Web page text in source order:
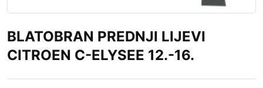
BLATOBRAN PREDNJI LIJEVI
CITROEN C-ELYSEE 12.-16.